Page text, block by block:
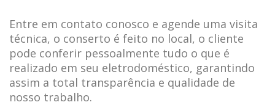
Entre em contato conosco e agende uma visita
técnica, o conserto é feito no local, o cliente
pode conferir pessoalmente tudo o que é
realizado em seu eletrodoméstico, garantindo
assim a total transparência e qualidade de
nosso trabalho.